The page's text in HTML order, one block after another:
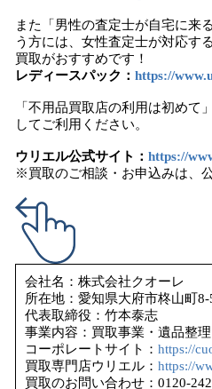
また「男性の査定士が自宅に来
う方には、女性査定士が対応す
買取がおすすめです！
レディースパック： https://
「不用品買取店の利用は初めて
してご利用ください。
ウリエル公式サイト： https://
※買取のご相談・お申込みは、
会社名：株式会社クオーレ
所在地：愛知県大府市柊山町8-
代表取締役：竹本泰志
事業内容：買取事業・遺品整
コーポレートサイト： https://
買取専門店ウリエル： https://
買取のお問い合わせ：0120-